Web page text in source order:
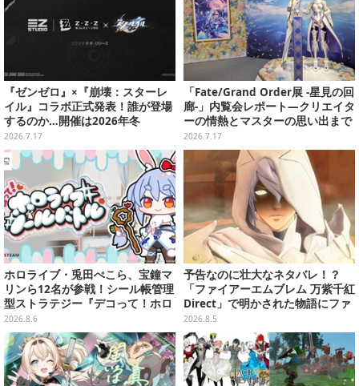
『ゼンゼロ』×『崩壊：スターレ
イル』コラボ正式発表！誰が登場
するのか…開催は2026年冬
2026.7.17
「Fate/Grand Order展 -星見の回
廊-」内覧会レポート―クリエイタ
ーの情熱とマスターの思い出まで
見どころ満載
2026.7.17
ホロライブ・兎田ぺこら、宝鐘マ
リンら12名が参戦！シール帳管理
型ストラテジー『デコって！ホロ
ライブシールバトル』Steamスト
アページ公開
2026.8.6
予告なのに壮大なネタバレ！？
「ファイアーエムブレム 万紫千紅
Direct」で明かされた物語にファ
ンも震え上がる
2026.8.5